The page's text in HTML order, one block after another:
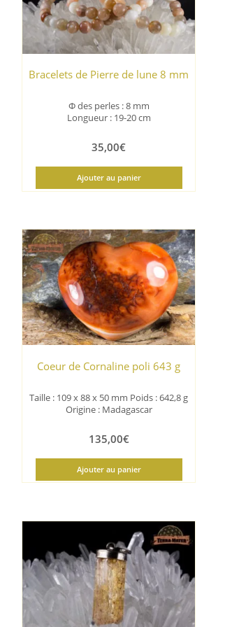
Bracelets de Pierre de lune 8 mm
Φdes perles : 8 mm
Longueur : 19-20 cm
35,00€
Ajouter au panier
Coeur de Cornaline poli 643 g
Taille : 109 x 88 x 50 mm Poids : 642,8 g
Origine : Madagascar
135,00€
Ajouter au panier